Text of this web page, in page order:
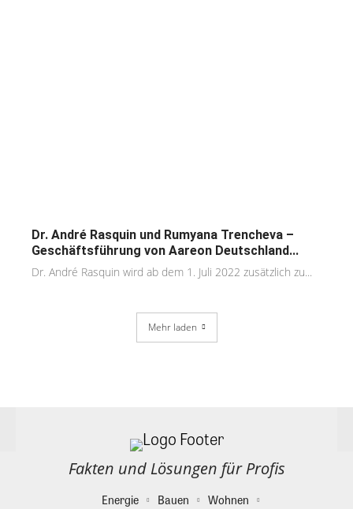
Dr. André Rasquin und Rumyana Trencheva –
Geschäftsführung von Aareon Deutschland...
Dr. André Rasquin wird ab dem 1. Juli 2022 zusätzlich zu...
Mehr laden
Fakten und Lösungen für Profis
Energie Bauen
Wohnen